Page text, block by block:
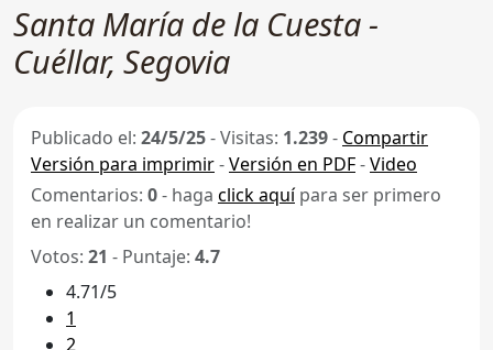
Santa María de la Cuesta -
Cuéllar, Segovia
Publicado el: 24/5/25-Visitas: 1.239- Compartir
Versión para imprimir-Versión en PDF-Video
Comentarios: 0- haga click aquípara ser primero
en realizar un comentario!
Votos: 21 - Puntaje: 4.7
4.71/5
1
2